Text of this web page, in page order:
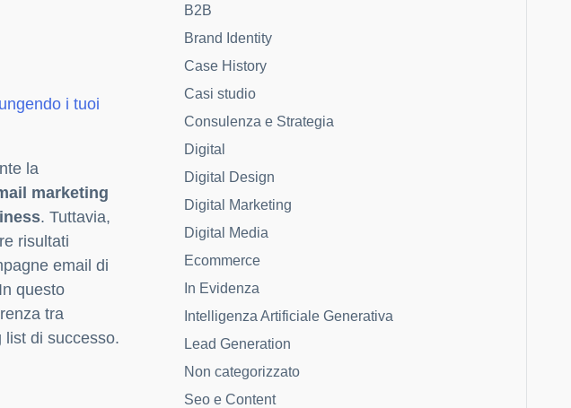
i tuoi
la
marketing
. Tuttavia,
risultati
email di
questo
tra
list di successo.
B2B
Brand Identity
Case History
Casi studio
Consulenza e Strategia
Digital
Digital Design
Digital Marketing
Digital Media
Ecommerce
In Evidenza
Intelligenza Artificiale Generativa
Lead Generation
Non categorizzato
Seo e Content